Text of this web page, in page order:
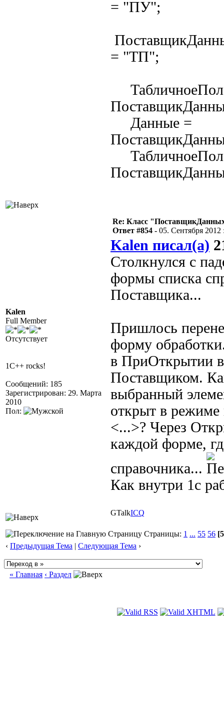
= "ПУ";
= "ТП";
Данные =
Kalen
Full Member
Отсутствует
1C++ rocks!
Сообщений: 185
Зарегистрирован: 29. Марта
2010
Пол:
Re: Класс
Ответ #854 - 05. Сентября 2012
Kalen писал(а)
Столкнулся с
формы списка
Поставщика...
Пришлось
форму
в ПриОткрытии
Поставщиком.
выбранный
открыт в режиме
<...>? Через
каждой форме,
справочника...
Как внутри 1с
GTalkICQ
Страницы: 1 ... 55 56
‹ Предыдущая Тема | Следующая Тема ›
« Главная ‹ Раздел